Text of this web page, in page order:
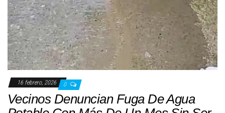
16 febrero, 2026 0
Vecinos Denuncian Fuga De Agua